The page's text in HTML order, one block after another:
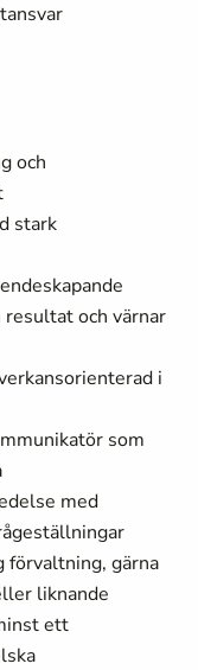
och
stark
och värnar
i
som
med
förvaltning, gärna
liknande
ett